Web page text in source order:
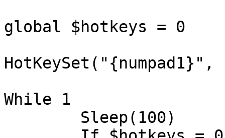
global $hotkeys = 0
While 1
Sleep(100)